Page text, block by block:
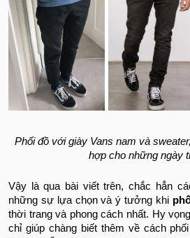
Phối đồ với giày Vans nam và
hợp cho những ngày
Vậy là qua bài viết trên, chắc hẳn
những sự lựa chọn và ý tưởng khi
thời trang và phong cách nhất. Hy
chỉ giúp chàng biết thêm về cách